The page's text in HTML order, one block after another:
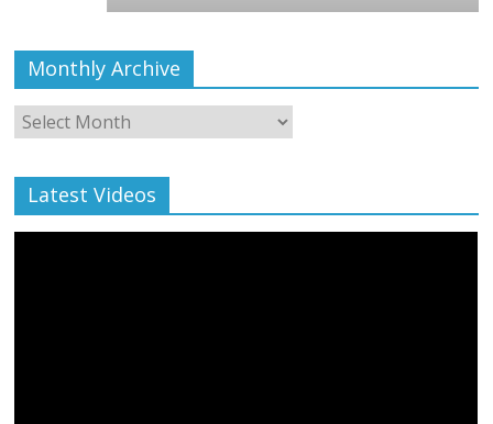
Monthly Archive
Monthly
Archive
Latest Videos